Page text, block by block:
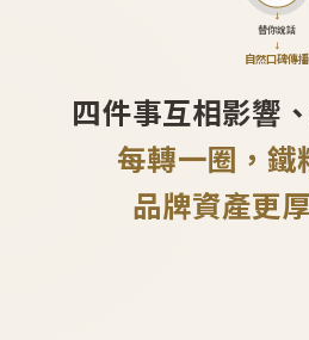
↓
替你說話
↓
自然口碑傳播
四件事互相影響
每轉一圈，鐵
品牌資產更